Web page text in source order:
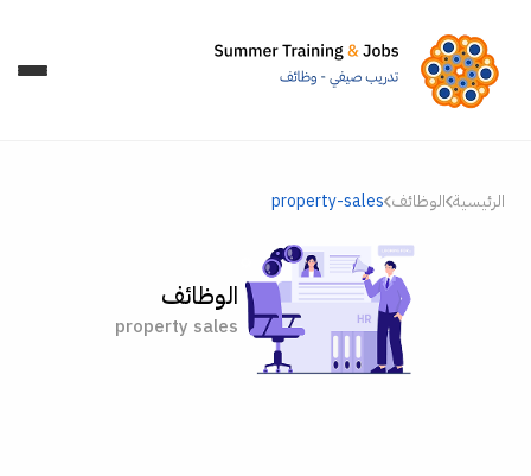
الرئيسية الوظائف property-sales
الوظائف
property sales